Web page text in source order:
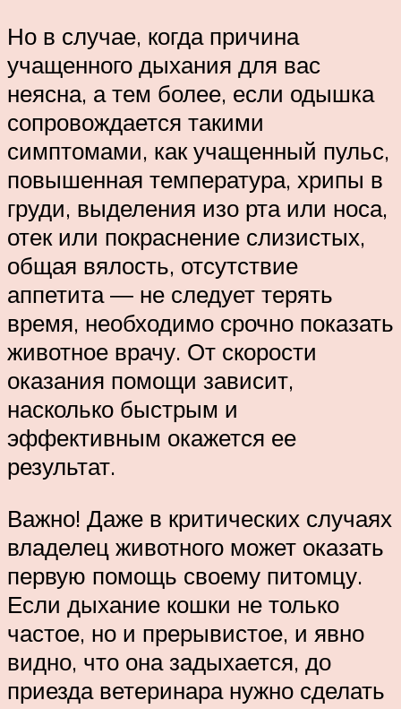
Но в случае, когда причина
учащенного дыхания для вас
неясна, а тем более, если одышка
сопровождается такими
симптомами, как учащенный пульс,
повышенная температура, хрипы в
груди, выделения изо рта или носа,
отек или покраснение слизистых,
общая вялость, отсутствие
аппетита ― не следует терять
время, необходимо срочно показать
животное врачу. От скорости
оказания помощи зависит,
насколько быстрым и
эффективным окажется ее
результат.
Важно! Даже в критических случаях
владелец животного может оказать
первую помощь своему питомцу.
Если дыхание кошки не только
частое, но и прерывистое, и явно
видно, что она задыхается, до
приезда ветеринара нужно сделать